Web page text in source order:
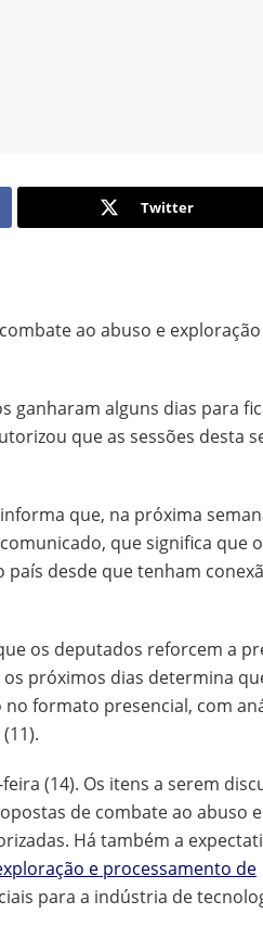
Twitter
ao abuso e
ganharam alguns dias para
que as sessões desta
informa que, na próxima
comunicado, que significa que
desde que tenham
os deputados reforcem a
próximos dias determina
no formato presencial, com
(14). Os itens a serem
de combate ao abuso e
Há também a
e processamento de
para a indústria de